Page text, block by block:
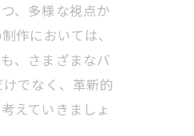
、多様な視点か
作においては、
、さまざまなバ
でなく、革新的
えていきましょ